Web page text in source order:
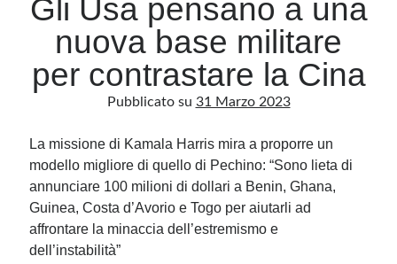
Archivio
Archivi
Categorie
Categorie
Questo blog non rappresenta una testata giornalistica, in quanto viene aggiornato
Gli Usa pensano a una
nuova base militare
per contrastare la Cina
Pubblicato su 31 Marzo 2023
La missione di Kamala Harris mira a proporre un
modello migliore di quello di Pechino: “Sono lieta di
annunciare 100 milioni di dollari a Benin, Ghana,
Guinea, Costa d’Avorio e Togo per aiutarli ad
affrontare la minaccia dell’estremismo e
dell’instabilità”